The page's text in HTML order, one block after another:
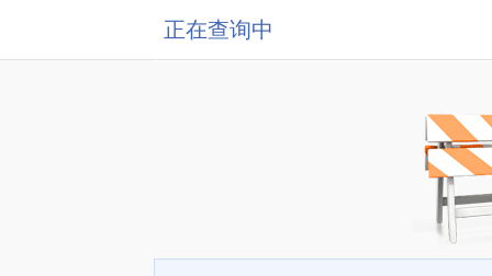
正在查询中